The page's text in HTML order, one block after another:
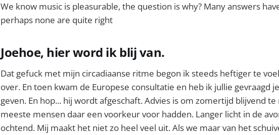
We know music is pleasurable, the question is why? Many answers
perhaps none are quite right
Joehoe, hier word ik blij van.
Dat gefuck met mijn circadiaanse ritme begon ik steeds heftiger te
over. En toen kwam de Europese consultatie en heb ik jullie gevraagd
geven. En hop... hij wordt afgeschaft. Advies is om zomertijd blijvend
meeste mensen daar een voorkeur voor hadden. Langer licht in de
ochtend. Mij maakt het niet zo heel veel uit. Als we maar van het